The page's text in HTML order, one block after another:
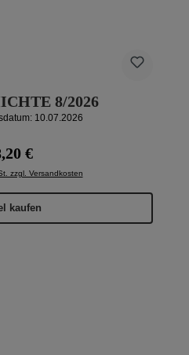
8/2026
10.07.2026
Preis:
€
zzgl. Versandkosten
kaufen